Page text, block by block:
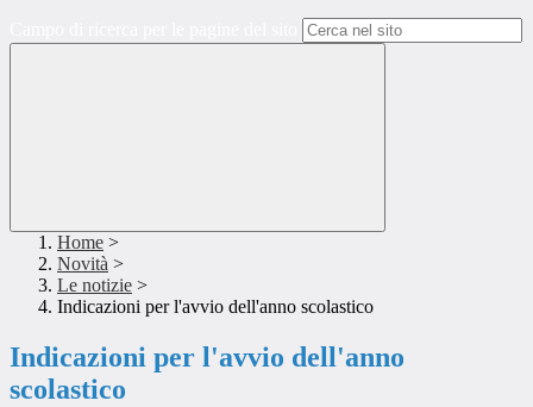
Home >
Novità >
Le notizie >
Indicazioni per l'avvio dell'anno scolastico
Indicazioni per l'avvio dell'anno
scolastico